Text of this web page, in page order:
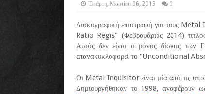
Τετάρτη, Μαρτίου 06, 2019 0
Δισκογραφική επιστροφή για τους
Ratio Regis" (Φεβρουάριος 2014)
Αυτός δεν είναι ο μόνος δίσκος των
επανακυκλοφορεί το "Unconditional
Οι Metal Inquisitor είναι μία από τις
Δημιουργήθηκαν το 1998, αναφέρουν